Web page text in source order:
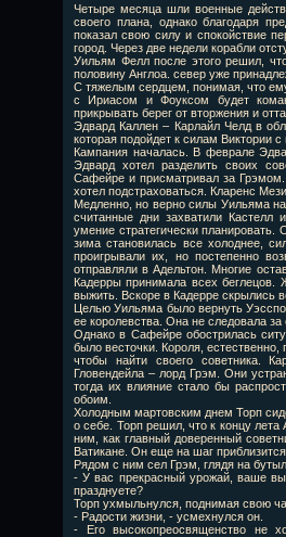
Четыре месяца шли военные
своего плана, однако благодаря
показал свою силу и спокойствие
город. Через две недели корабли
Уильям Фелл после этого решил,
половину Англоа. север уже
С тяжелым сердцем, понимая, что
с Ириасом и Фоуксом будет
прикрывать берег от вторжения и
Эдвард Каллен – Карлайл Челд в
которая подойдет к силам Виктории с
Кампания началась. В феврале
Эдвард хотел разделить своих
Сафейре и присматривал за
хотел подстраховаться. Кларенс
Медленно, но верно силы Уильяма
считанные дни захватили Кастелл
умение стратегически
зима становилась все холоднее,
проигрывали их, но постепенно
отправляли в Адельтон. Многие
Кадерры принимала всех
выжить. Вскоре в Кадерре скрылись
Целью Уильяма было вернуть
ее королевства. Она не следовала
Однако в Сафейре обострилась
было весточки. Короля, естественно,
чтобы найти своего советника.
Гловендейла – лорд Грэм. Они
тогда их влияние стало бы
обоим.
Холодным мартовским днем Торп
о себе. Торп решил, что к концу
ним, как главный доверенный
Ватикане. Он еще на шаг
Рядом с ним сел Грэм, глядя на
- У вас прекрасный урожай, ваше
празднуете?
Торп ухмыльнулся, поднимая свою
- Радости жизни, - усмехнулся он.
- Его высокопреосвященство не